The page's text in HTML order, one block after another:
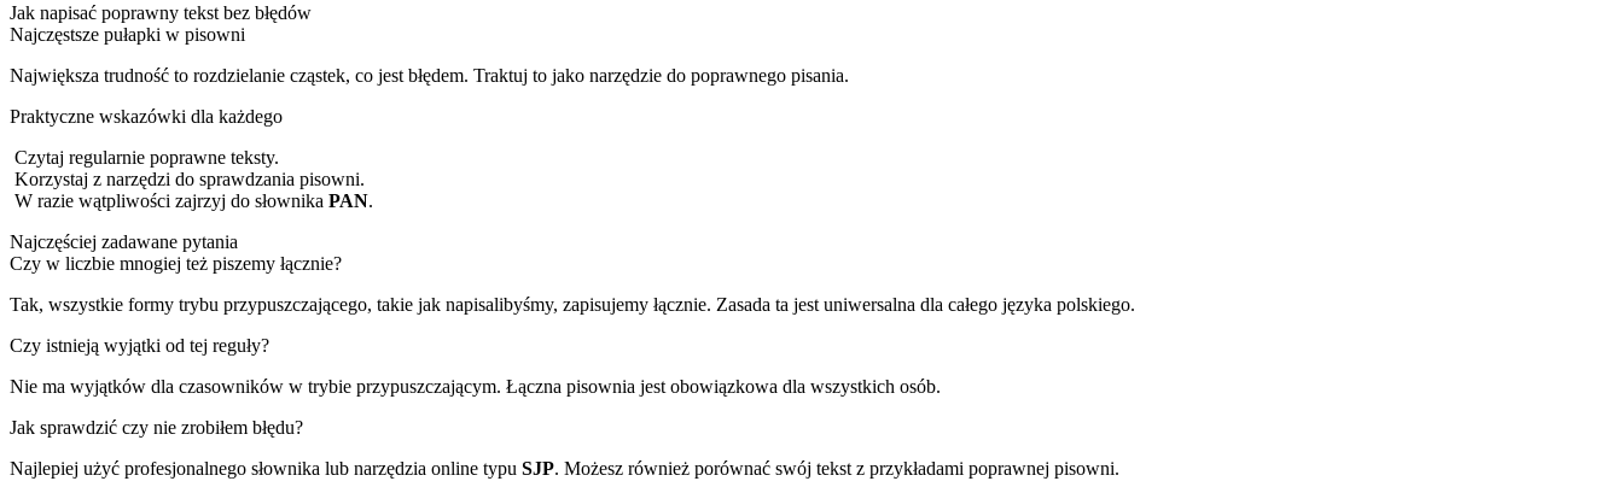
Jak napisać poprawny tekst bez błędów
Najczęstsze pułapki w pisowni
Największa trudność to rozdzielanie cząstek, co jest błędem. Traktuj to jako narzędzie do poprawnego pisania.
Praktyczne wskazówki dla każdego
Czytaj regularnie poprawne teksty.
Korzystaj z narzędzi do sprawdzania pisowni.
W razie wątpliwości zajrzyj do słownika PAN.
Najczęściej zadawane pytania
Czy w liczbie mnogiej też piszemy łącznie?
Tak, wszystkie formy trybu przypuszczającego, takie jak napisalibyśmy, zapisujemy łącznie. Zasada ta jest uniwersalna dla całego języka polskiego.
Czy istnieją wyjątki od tej reguły?
Nie ma wyjątków dla czasowników w trybie przypuszczającym. Łączna pisownia jest obowiązkowa dla wszystkich osób.
Jak sprawdzić czy nie zrobiłem błędu?
Najlepiej użyć profesjonalnego słownika lub narzędzia online typu SJP. Możesz również porównać swój tekst z przykładami poprawnej pisowni.